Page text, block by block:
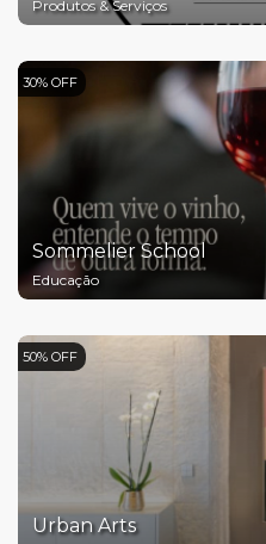
Produtos & Serviços
30% OFF
Sommelier School
Educação
50% OFF
Urban Arts